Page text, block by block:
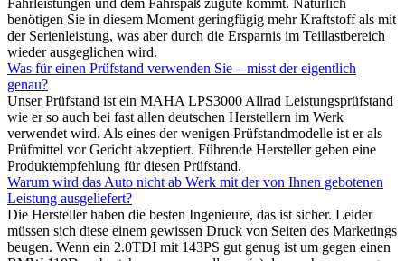
benötigen Sie in diesem Moment geringfügig mehr Kraftstoff als mit
der Serienleistung, was aber durch die Ersparnis im Teillastbereich
wieder ausgeglichen wird.
Was für einen Prüfstand verwenden Sie – misst der eigentlich
genau?
Unser Prüfstand ist ein MAHA LPS3000 Allrad Leistungsprüfstand
wie er so auch bei fast allen deutschen Herstellern im Werk
verwendet wird. Als eines der wenigen Prüfstandmodelle ist er als
Prüfmittel vor Gericht akzeptiert. Führende Hersteller geben eine
Produktempfehlung für diesen Prüfstand.
Warum wird das Auto nicht ab Werk mit der von Ihnen gebotenen
Leistung ausgeliefert?
Die Hersteller haben die besten Ingenieure, das ist sicher. Leider
müssen sich diese einem gewissen Druck von Seiten des Marketings
beugen. Wenn ein 2.0TDI mit 143PS gut genug ist um gegen einen